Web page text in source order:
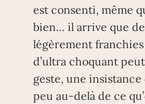
est consenti, même
bien… il arrive que
légèrement
d’ultra choquant
geste, une
peu au-delà de ce